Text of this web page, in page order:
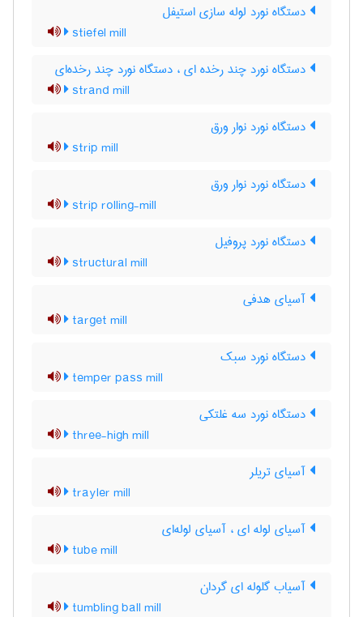
دستگاه نورد لوله سازی استیفل
stiefel mill
دستگاه نورد چند رخده ای ، دستگاه نورد چند رخده‌ای
strand mill
دستگاه نورد نوار ورق
strip mill
دستگاه نورد نوار ورق
strip rolling-mill
دستگاه نورد پروفیل
structural mill
آسیای هدفی
target mill
دستگاه نورد سبک
temper pass mill
دستگاه نورد سه غلتکی
three-high mill
آسیای تریلر
trayler mill
آسیای لوله ای ، آسیای لوله‌ای
tube mill
آسیاب گلوله ای گردان
tumbling ball mill